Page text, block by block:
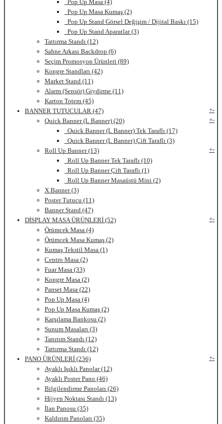
Pop Up Masa (4)
Pop Up Masa Kumaş (2)
Pop Up Stand Görsel Değişim / Dijital Baskı (15)
Pop Up Stand Aparatlar (3)
Tattırma Standı (12)
Sahne Arkası Backdrop (6)
Seçim Promosyon Ürünleri (89)
Kongre Standları (42)
Market Stand (11)
Alarm (Sensör) Giydirme (11)
Karton Totem (45)
BANNER TUTUCULAR (47)
+-
Quick Banner (L Banner) (20)
+-
Quick Banner (L Banner) Tek Taraflı (17)
Quick Banner (L Banner) Çift Taraflı (3)
Roll Up Banner (13)
+-
Roll Up Banner Tek Taraflı (10)
Roll Up Banner Çift Taraflı (1)
Roll Up Banner Masaüstü Mini (2)
X Banner (3)
Poster Tutucu (11)
Banner Stand (47)
DİSPLAY MASA ÜRÜNLERİ (52)
+-
Örümcek Masa (4)
Örümcek Masa Kumaş (2)
Kumaş Tekstil Masa (1)
Centro Masa (2)
Fuar Masa (33)
Kongre Masa (2)
Panset Masa (22)
Pop Up Masa (4)
Pop Up Masa Kumaş (2)
Karşılama Bankosu (2)
Sunum Masaları (3)
Tanıtım Standı (12)
Tattırma Standı (12)
PANO ÜRÜNLERİ (236)
+-
Ayaklı Işıklı Panolar (12)
Ayaklı Poster Pano (46)
Bilgilendirme Panoları (26)
Hijyen Noktası Standı (13)
İlan Panosu (35)
Kaldırım Panoları (35)